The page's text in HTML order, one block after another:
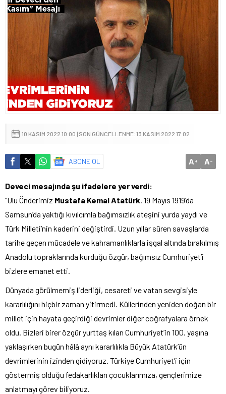
10 KASIM 2022 10:00 | SON GÜNCELLENME: 13 KASIM 2022 17:02
ABONE OL A+ A-
Deveci mesajında şu ifadelere yer verdi:
“Ulu Önderimiz Mustafa Kemal Atatürk, 19 Mayıs 1919’da
Samsun’da yaktığı kıvılcımla bağımsızlık ateşini yurda yaydı ve
Türk Milleti’nin kaderini değiştirdi. Uzun yıllar süren savaşlarda
tarihe geçen mücadele ve kahramanlıklarla işgal altında bırakılmış
Anadolu topraklarında kurduğu özgür, bağımsız Cumhuriyet’i
bizlere emanet etti.
Dünyada görülmemiş liderliği, cesareti ve vatan sevgisiyle
kararlılığını hiçbir zaman yitirmedi. Küllerinden yeniden doğan bir
millet için hayata geçirdiği devrimler diğer coğrafyalara örnek
oldu. Bizleri birer özgür yurttaş kılan Cumhuriyet’in 100. yaşına
yaklaşırken bugün hâlâ aynı kararlılıkla Büyük Atatürk’ün
devrimlerinin izinden gidiyoruz. Türkiye Cumhuriyet’i için
göstermiş olduğu fedakarlıkları çocuklarımıza, gençlerimize
anlatmayı görev biliyoruz.